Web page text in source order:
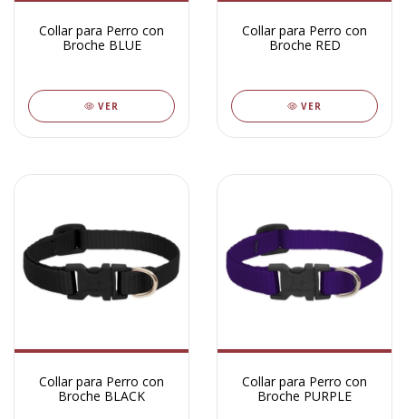
Collar para Perro con
Broche BLUE
VER
Collar para Perro con
Broche RED
VER
Collar para Perro con
Broche BLACK
Collar para Perro con
Broche PURPLE